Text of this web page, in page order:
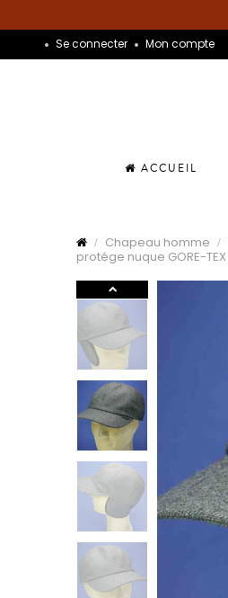
Se connecter Mon compte
ACCUEIL
Chapeau homme
protége nuque GORE-